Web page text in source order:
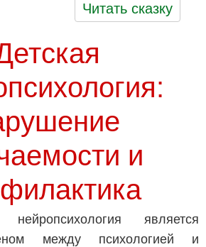
Читать сказку
и
нейропсихология является
между психологией и